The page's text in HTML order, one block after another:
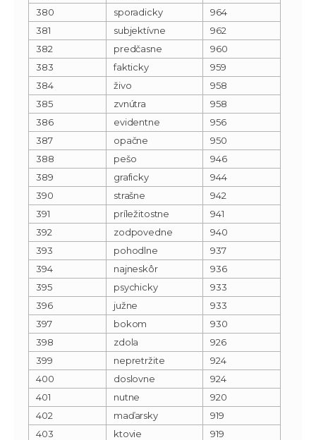
380
sporadicky
964
381
subjektívne
962
382
predčasne
960
383
fakticky
959
384
živo
958
385
zvnútra
958
386
evidentne
956
387
opačne
950
388
pešo
946
389
graficky
944
390
strašne
942
391
príležitostne
941
392
zodpovedne
940
393
pohodlne
937
394
najneskôr
936
395
psychicky
933
396
južne
933
397
bokom
930
398
zdola
926
399
nepretržite
924
400
doslovne
924
401
nutne
920
402
maďarsky
919
403
ktovie
919